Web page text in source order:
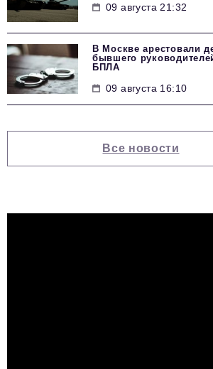
09 августа 21:32
В Москве арестовали
бывшего
БПЛА
09 августа 16:10
Все новости